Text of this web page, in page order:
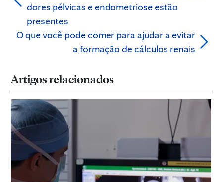
dores pélvicas e endometriose estão
presentes
O que você pode comer para ajudar a evitar
a formação de cálculos renais
Artigos relacionados